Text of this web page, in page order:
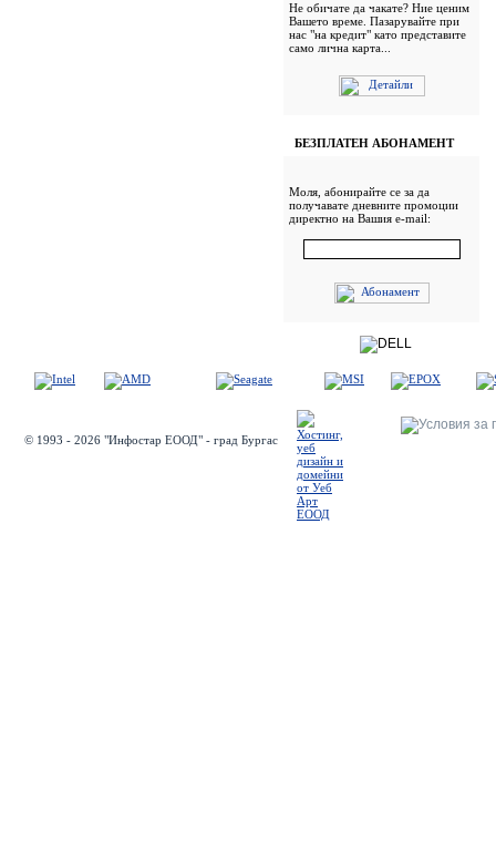
Не обичате да чакате? Ние ценим
Вашето време. Пазарувайте при
нас "на кредит" като представите
само лична карта...
БЕЗПЛАТЕН АБОНАМЕНТ
Моля, абонирайте се за да
получавате дневните промоции
директно на Вашия e-mail:
© 1993 - 2026 "Инфостар ЕООД" - град Бургас